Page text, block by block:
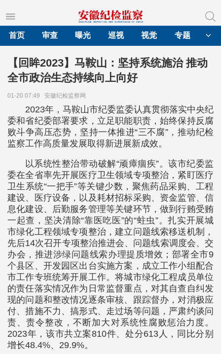
首页
审查 曝光 巡视 视觉 专题
【回眸2023】马鞍山：坚持系统施治 推动
全市政治生态持续向上向好
01-20 07:49 安徽纪检监察网
2023年，马鞍山市纪委监委认真贯彻落实中央纪
委和省纪委部署要求，立足职能职责，始终保持反腐
败斗争高压态势，坚持一体推进“三不腐”，推动纪检
监察工作高质量发展取得新进展新成效。
以系统性整治带动破解“顽瘴痼疾”。该市纪委监
委在全省率先开展医疗卫生领域专项整治，紧盯医疗
卫生系统“一把手”等关键少数，聚焦药品采购、工程
建设、医疗设备，以及耗材招标采购、资金监管、信
息化建设、后勤服务管理等关键环节，做到行贿受贿
一起查，坚决清除“靠医吃医”的“蛀虫”。扎实开展城
市绿化工程领域专项整治，建立问题线索移送机制，
先后14次召开专项整治推进会、问题线索调度会、交
办会，推进涉绿问题线索办理提质增效；部署全市9
个县区、开发园区出台实施方案，成立工作小组配合
市工作专班统筹开展工作。将城市绿化工程成员单位
的责任落实情况作为日常监督重点，对其自查自纠发
现的问题和整改情况逐条审核、跟踪督办，对消极应
付、措施不力、搞形式、走过场等问题，严肃约谈问
责、责令整改，不断加大对系统性腐败惩治力度。
2023年，该市共立案810件、处分613人，同比分别
增长48.4%、29.9%。